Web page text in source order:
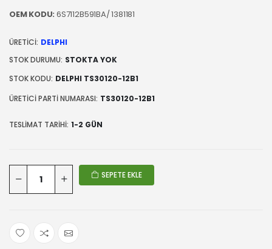
OEM KODU:6S7112B591BA/ 1381181
ÜRETICI: DELPHI
STOK DURUMU: STOKTA YOK
STOK KODU: DELPHI TS30120-12B1
ÜRETICI PARTI NUMARASI: TS30120-12B1
TESLIMAT TARIHI: 1-2 GÜN
SEPETE EKLE